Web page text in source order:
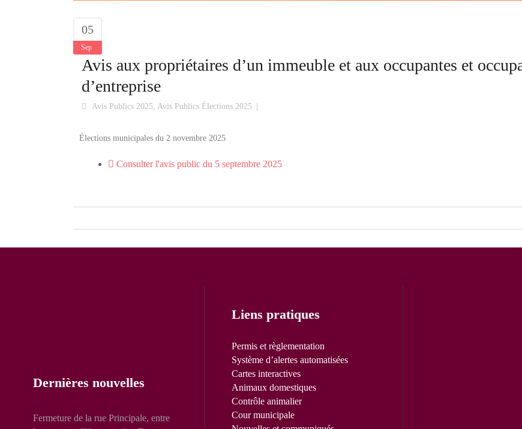
05
Sep
Avis aux propriétaires d’un immeuble et aux occupantes et
d’entreprise
Avis Publics 2025 Avis Publics Élections 2025
Élections municipales du 2 novembre 2025
Consulter l'avis public du 5 septembre 2025
Dernières nouvelles
Fermeture de la rue Principale, entre
Liens pratiques
Permis et règlementation
Système d’alertes automatisées
Cartes interactives
Animaux domestiques
Contrôle animalier
Cour municipale